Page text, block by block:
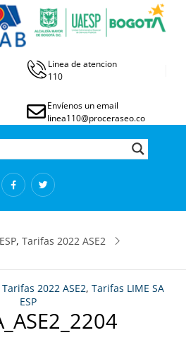
Linea de atencion
110
Envíenos un email
linea110@proceraseo.co
, Tarifas 2022 ASE2
Tarifas 2022 ASE2, Tarifas LIME SA
ESP